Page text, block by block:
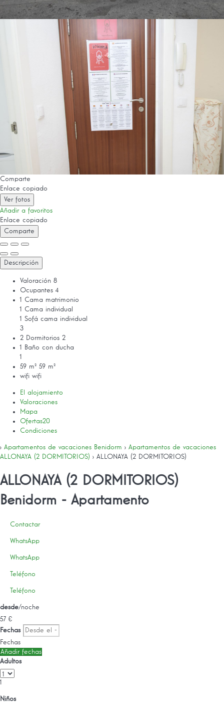
Comparte
Enlace copiado
Ver fotos
Añadir a favoritos
Enlace copiado
Comparte
Descripción
Valoración 8
Ocupantes 4
1 Cama matrimonio
1 Cama individual
1 Sofá cama individual
3
2 Dormitorios 2
1 Baño con ducha
1
59 m² 59 m²
wifi wifi
El alojamiento
Valoraciones
Mapa
Ofertas20
Condiciones
› Apartamentos de vacaciones Benidorm › Apartamentos de vacaciones
ALLONAYA (2 DORMITORIOS) › ALLONAYA (2 DORMITORIOS)
ALLONAYA (2 DORMITORIOS)
Benidorm - Apartamento
Contactar
WhatsApp
WhatsApp
Teléfono
Teléfono
desde/noche
57 €
Fechas
Fechas
Añadir fechas
Adultos
1
Niños